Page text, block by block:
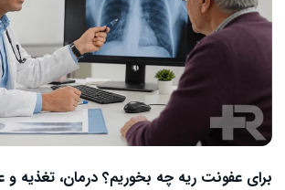
برای عفونت ریه چه بخوریم؟ درمان، تغذیه و